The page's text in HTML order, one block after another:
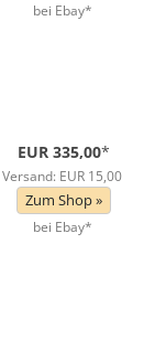
bei Ebay*
EUR 335,00*
Versand: EUR 15,00
Zum Shop »
bei Ebay*